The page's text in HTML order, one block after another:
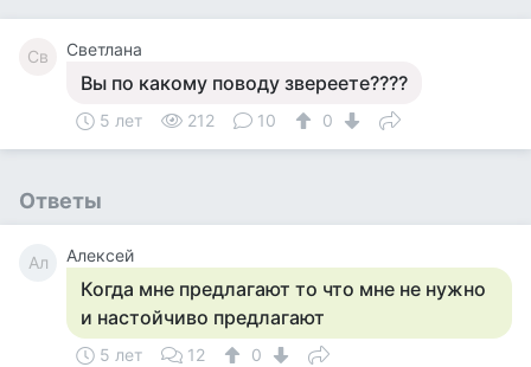
Св Светлана
Вы по какому поводу звереете????
5 лет 212 10 0
Ответы
Ал Алексей
Когда мне предлагают то что мне не нужно
и настойчиво предлагают
5 лет 12
0